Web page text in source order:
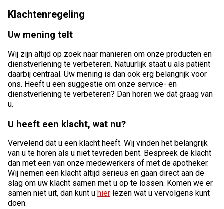
Klachtenregeling
Uw mening telt
Wij zijn altijd op zoek naar manieren om onze producten en
dienstverlening te verbeteren. Natuurlijk staat u als patiënt
daarbij centraal. Uw mening is dan ook erg belangrijk voor
ons. Heeft u een suggestie om onze service- en
dienstverlening te verbeteren? Dan horen we dat graag van
u.
U heeft een klacht, wat nu?
Vervelend dat u een klacht heeft. Wij vinden het belangrijk
van u te horen als u niet tevreden bent. Bespreek de klacht
dan met een van onze medewerkers of met de apotheker.
Wij nemen een klacht altijd serieus en gaan direct aan de
slag om uw klacht samen met u op te lossen. Komen we er
samen niet uit, dan kunt u hier lezen wat u vervolgens kunt
doen.